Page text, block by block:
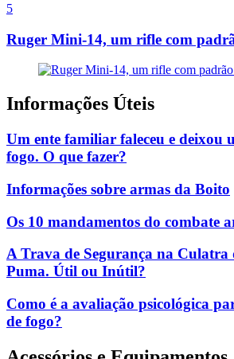
5
Ruger Mini-14, um rifle com
Informações Úteis
Um ente familiar faleceu e deixou
fogo. O que fazer?
Informações sobre armas da Boito
Os 10 mandamentos do combate
A Trava de Segurança na Culatra
Puma. Útil ou Inútil?
Como é a avaliação psicológica
de fogo?